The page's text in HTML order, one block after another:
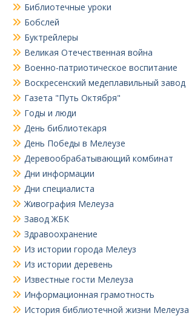
Библиотечные уроки
Бобслей
Буктрейлеры
Великая Отечественная война
Военно-патриотическое воспитание
Воскресенский медеплавильный завод
Газета "Путь Октября"
Годы и люди
День библиотекаря
День Победы в Мелеузе
Деревообрабатывающий комбинат
Дни информации
Дни специалиста
Живография Мелеуза
Завод ЖБК
Здравоохранение
Из истории города Мелеуз
Из истории деревень
Известные гости Мелеуза
Информационная грамотность
История библиотечной жизни Мелеуза